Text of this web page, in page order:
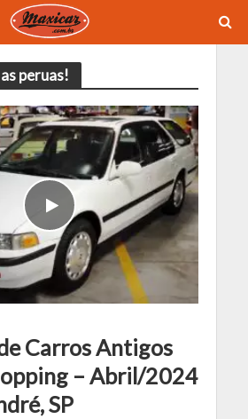
peruas!
Carros Antigos
– Abril/2024
SP